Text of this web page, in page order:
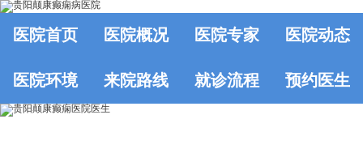
医院首页 医院概况 医院专家 医院动态
医院环境 来院路线 就诊流程 预约医生